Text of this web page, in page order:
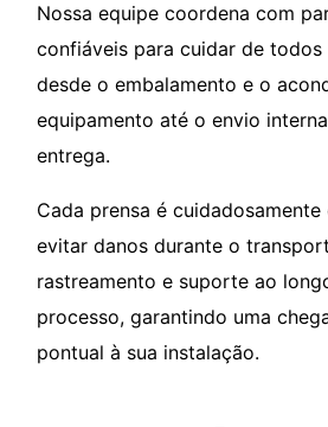
Nossa equipe coordena com
confiáveis para cuidar de todos
desde o embalamento e o
equipamento até o envio
entrega.
Cada prensa é cuidadosamente
evitar danos durante o
rastreamento e suporte ao
processo, garantindo uma
pontual à sua instalação.